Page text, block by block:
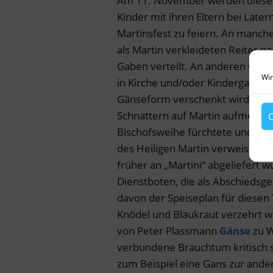
Kinder mit ihren Eltern bei
Martinsfest zu feiern. An
als Martin verkleideten Reiter
Gaben verteilt. An anderen
in Kirche und/oder
Gänseform verschenkt wird. Es
Schnattern auf Martin
Bischofsweihe fürchtete und
des Heiligen Martin verweist
früher an „Martini“ abgeliefert
Dienstboten, die als
davon der Speiseplan für
Knödel und Blaukraut verzehrt
von Peter Plassmann Gänse zu
verbundene Brauchtum kritisch
zum Beispiel eine Gans zur